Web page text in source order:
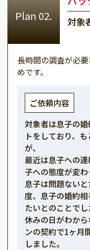
対象
長時間の調査が必
めです。
ご依頼内容
対象者は息子の
トをしており、
が、
最近は息子への
子への態度が変わ
息子は問題ない
度、息子の婚約
たいとのことでし
休みの日がわか
ンの契約で1ヶ月
しました。